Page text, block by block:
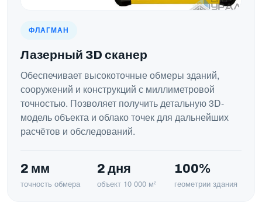
ФЛАГМАН
Лазерный 3D сканер
Обеспечивает высокоточные обмеры зданий,
сооружений и конструкций с миллиметровой
точностью. Позволяет получить детальную 3D-
модель объекта и облако точек для дальнейших
расчётов и обследований.
2 мм
точность обмера
2 дня
объект 10 000 м²
100%
геометрии здания